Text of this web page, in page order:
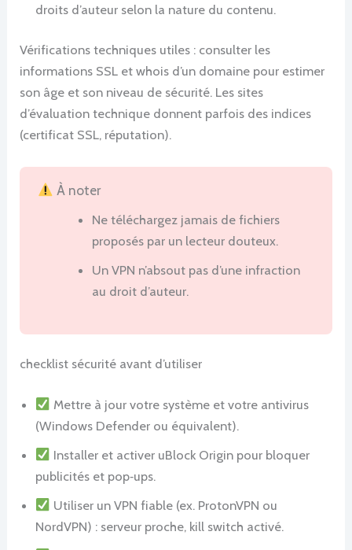
droits d’auteur selon la nature du contenu.
Vérifications techniques utiles : consulter les
informations SSL et whois d’un domaine pour estimer
son âge et son niveau de sécurité. Les sites
d’évaluation technique donnent parfois des indices
(certificat SSL, réputation).
À noter
Ne téléchargez jamais de fichiers
proposés par un lecteur douteux.
Un VPN n’absout pas d’une infraction
au droit d’auteur.
checklist sécurité avant d’utiliser
Mettre à jour votre système et votre antivirus
(Windows Defender ou équivalent).
Installer et activer uBlock Origin pour bloquer
publicités et pop‑ups.
Utiliser un VPN fiable (ex. ProtonVPN ou
NordVPN) : serveur proche, kill switch activé.